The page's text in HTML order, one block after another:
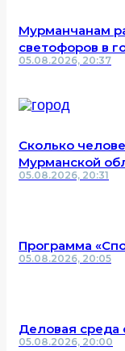
Мурманчанам
светофоров в
05.08.2026, 20:37
Сколько
Мурманской
05.08.2026, 20:31
Программа
05.08.2026, 20:05
Деловая среда
05.08.2026, 20:00